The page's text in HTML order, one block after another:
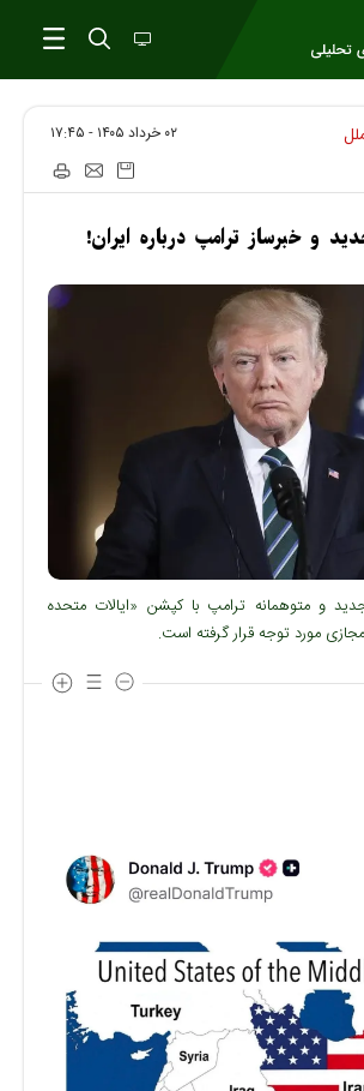
۰۲ خرداد ۱۴۰۵ - ۱۷:۴۵
و خبرساز ترامپ درباره ایران!
و متوهمانه ترامپ با کپشن «ایالات متحده
مورد توجه قرار گرفته است.